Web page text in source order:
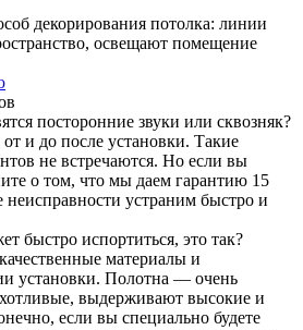
декорирования потолка: линии
освещают помещение
посторонние звуки или сквозняк?
и до после установки. Такие
не встречаются. Но если вы
о том, что мы даем гарантию 15
устраним быстро и
быстро испортиться, это так?
материалы и
установки. Полотна — очень
выдерживают высокие и
если вы специально будете